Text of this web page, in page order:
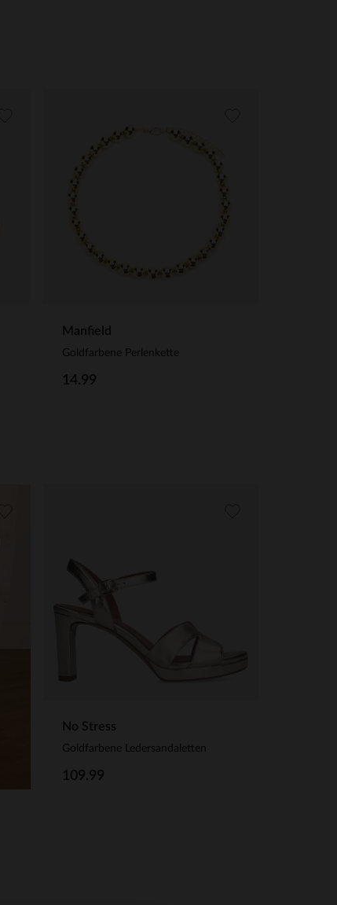
Manfield
Goldfarbene Perlenkette
14.99
No Stress
Goldfarbene Ledersandaletten
109.99